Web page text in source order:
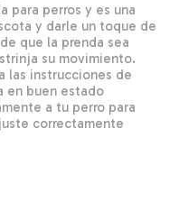
para perros y es una
y darle un toque de
que la prenda sea
su movimiento.
las instrucciones de
en buen estado
a tu perro para
correctamente